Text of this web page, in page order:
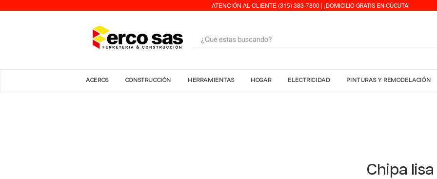
ATENCIÓN AL CLIENTE (315) 383-7800 | ¡ DOMICILIO GRATIS EN CÚCUTA!
ACEROS CONSTRUCCIÓN HERRAMIENTAS HOGAR ELECTRICIDAD PINTURAS Y REMODELACIÓN
Chipa